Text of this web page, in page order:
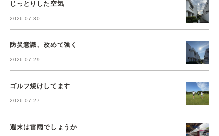
じっとりした空気
2026.07.30
防災意識、改めて強く
2026.07.29
ゴルフ焼けしてます
2026.07.27
週末は雷雨でしょうか